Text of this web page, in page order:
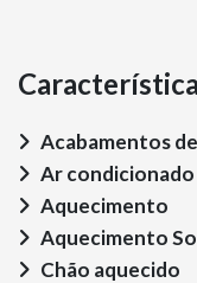
Ar condicionado
Aquecimento
Aquecimento
Chão aquecido